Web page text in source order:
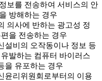
보를 전송하여 서비스의 안
방해하는 경우
의사에 반하는 광고성 정
을 전송하는 경우
설비의 오작동이나 정보 등
발하는 컴퓨터 바이러스
을 유포하는 경우
윤리위원회로부터의 이용